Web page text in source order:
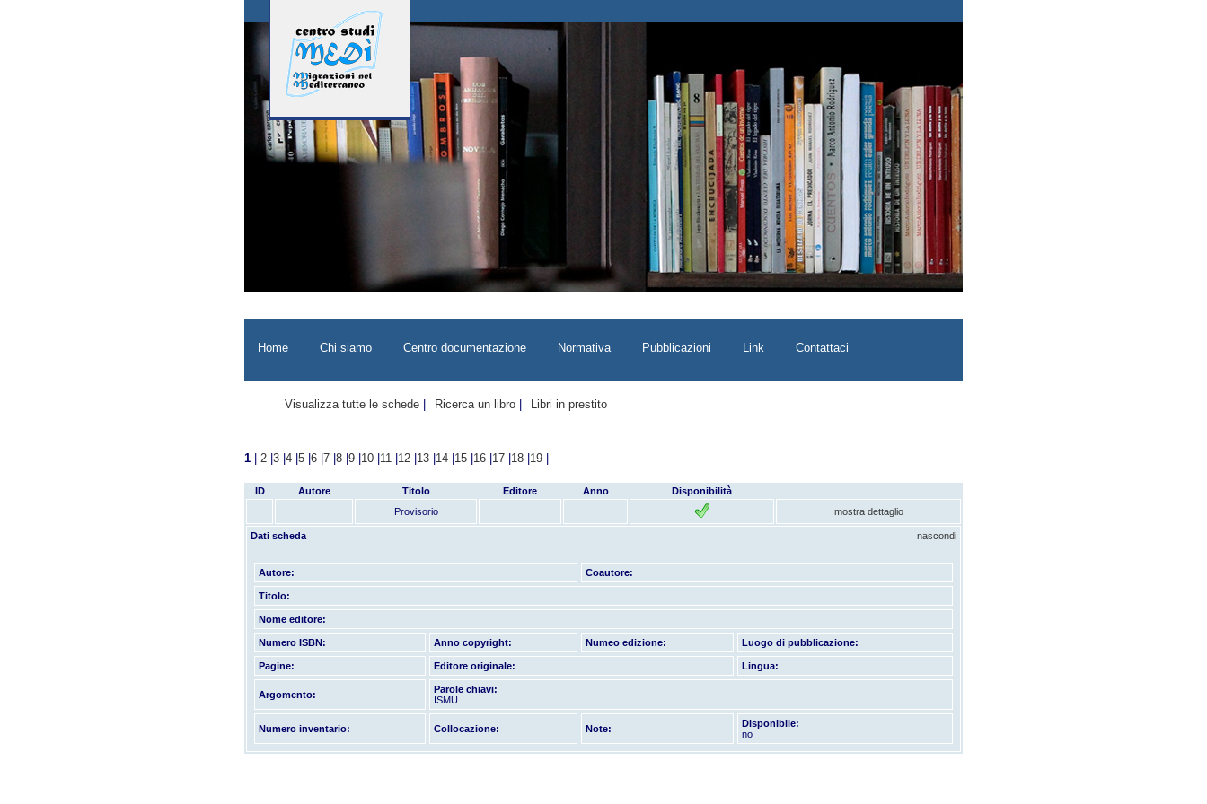
Home Chi siamo Centro documentazione Normativa Pubblicazioni Link Contattaci
Visualizza tutte le schede Ricerca un libro Libri in prestito
1 2 3 4 5 6 7 8 9 10 11 12 13 14 15 16 17 18 19
ID Autore Titolo Editore Anno
Disponibilità
Provisorio
mostra dettaglio
Dati scheda nascondi
Autore: Coautore:
Titolo:
Nome editore:
Numero ISBN: Anno copyright: Numeo edizione: Luogo di pubblicazione:
Pagine: Editore originale: Lingua:
Argomento:
Parole chiavi:
ISMU
Numero inventario: Collocazione: Note:
Disponibile:
no